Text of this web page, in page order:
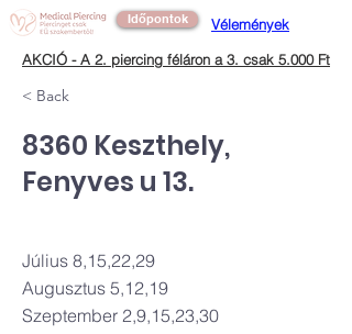
AKCIÓ - A 2. piercing féláron a 3. csak 5.000 Ft
Időpontok Vélemények
< Back
8360 Keszthely,
Fenyves u 13.
Július 8,15,22,29
Augusztus 5,12,19
Szeptember 2,9,15,23,30